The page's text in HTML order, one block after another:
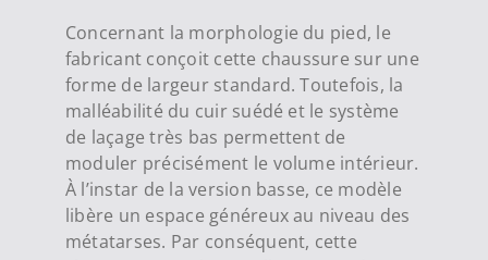
Concernant la morphologie du pied, le
fabricant conçoit cette chaussure sur une
forme de largeur standard. Toutefois, la
malléabilité du cuir suédé et le système
de laçage très bas permettent de
moduler précisément le volume intérieur.
À l’instar de la version basse, ce modèle
libère un espace généreux au niveau des
métatarses. Par conséquent, cette